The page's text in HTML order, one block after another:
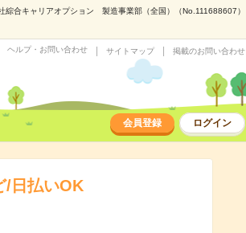
綜合キャリアオプション 製造事業部（全国）（No.111688607）
ヘルプ・お問い合わせ サイトマップ 掲載のお問い合わせ
会員登録 ログイン
/日払いOK